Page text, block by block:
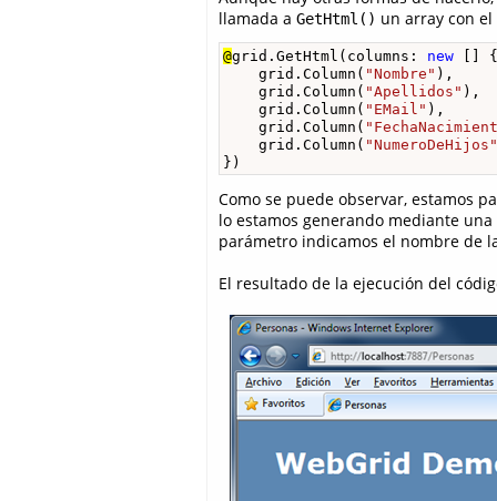
llamada a GetHtml() un array con
@grid.GetHtml(columns: new [] {
grid.Column( "Nombre" ),
grid.Column( "Apellidos" ),
grid.Column( "EMail" ),
grid.Column(
grid.Column( "NumeroDeHijos"
})
Como se puede observar, estamos
lo estamos generando mediante
parámetro indicamos el nombre de
El resultado de la ejecución del